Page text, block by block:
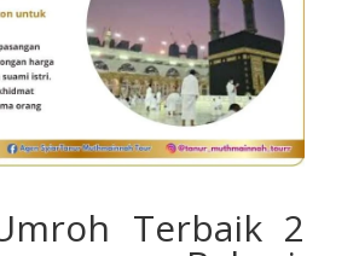
Terbaik 2